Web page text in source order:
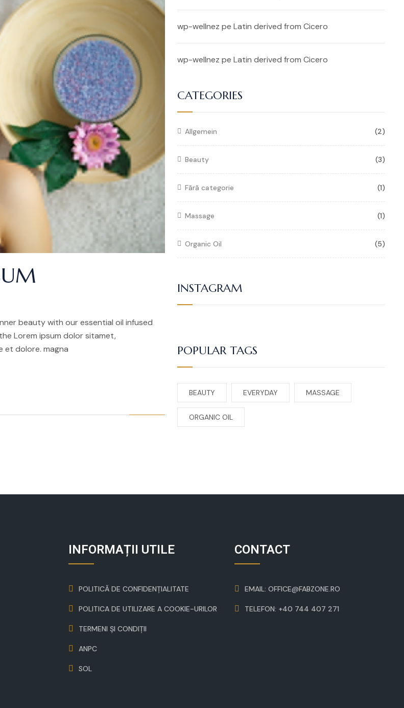
beauty with our essential oil infused
Lorem ipsum dolor sitamet,
et dolore. magna
wp-wellnez pe Latin derived from Cicero
wp-wellnez pe Latin derived from Cicero
CATEGORIES
Allgemein (2)
Beauty (3)
Fără categorie (1)
Massage (1)
Organic Oil (5)
INSTAGRAM
POPULAR TAGS
BEAUTY EVERYDAY MASSAGE
ORGANIC OIL
INFORMAȚII UTILE
POLITICĂ DE CONFIDENȚIALITATE
POLITICA DE UTILIZARE A COOKIE-URILOR
TERMENI ȘI CONDIȚII
ANPC
SOL
CONTACT
EMAIL: OFFICE@FABZONE.RO
TELEFON: +40 744 407 271